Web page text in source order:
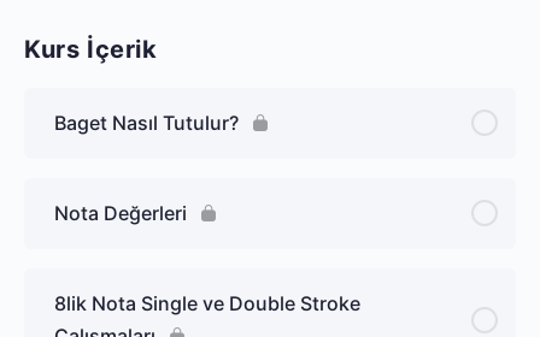
Kurs İçerik
Baget Nasıl Tutulur?
Nota Değerleri
8lik Nota Single ve Double Stroke